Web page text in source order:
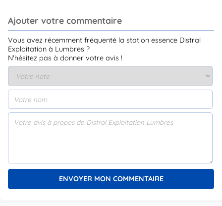
Ajouter votre commentaire
Vous avez récemment fréquenté la station essence Distral
Exploitation à Lumbres ?
N'hésitez pas à donner votre avis !